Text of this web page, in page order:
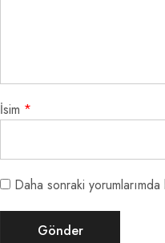
İsim *
Daha sonraki